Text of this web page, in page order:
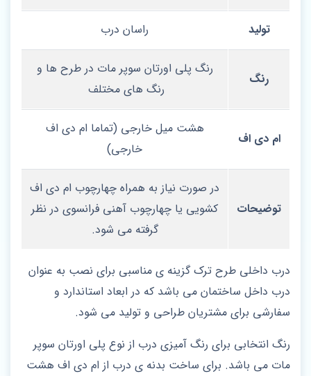
تولید راسان درب
رنگ
رنگ پلی اورتان سوپر مات در طرح ها و
رنگ های مختلف
ام دی اف
هشت میل خارجی (تماما ام دی اف
خارجی)
توضیحات
در صورت نیاز به همراه چهارچوب ام دی اف
کشویی یا چهارچوب آهنی فرانسوی در نظر
گرفته می شود.
درب داخلی طرح ترک گزینه ی مناسبی برای نصب به عنوان
درب داخل ساختمان می باشد که در ابعاد استاندارد و
سفارشی برای مشتریان طراحی و تولید می شود.
رنگ انتخابی برای رنگ آمیزی درب از نوع پلی اورتان سوپر
مات می باشد. برای ساخت بدنه ی درب از ام دی اف هشت